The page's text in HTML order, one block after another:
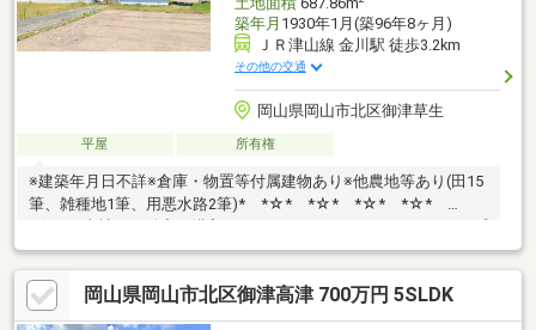
築年月 1930年1月(築96年8ヶ月)
ＪＲ津山線 金川駅 徒歩3.2km
その他の交通
岡山県岡山市北区御津草生
平屋 所有権
※建築年月日不詳※倉庫・物置等付属建物あり※他農地等あり(田15
筆、雑種地1筆、用悪水路2筆)* *☆* *☆* *☆* *☆*
でサポートいたします。高い技術力とデザイン力で失敗しないリ
フォームを実現。中古物件をリノベ・リフォームで蘇らせます。
物件購入費用とリノベ工事費用を一緒にローンで組む提案も可能
です。3Dモデリングでリフォームの完成予想図を立体的に表現。
岡山県岡山市北区御津高津 700万円 5SLDK